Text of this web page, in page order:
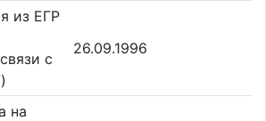
из ЕГР
с
26.09.1996
на